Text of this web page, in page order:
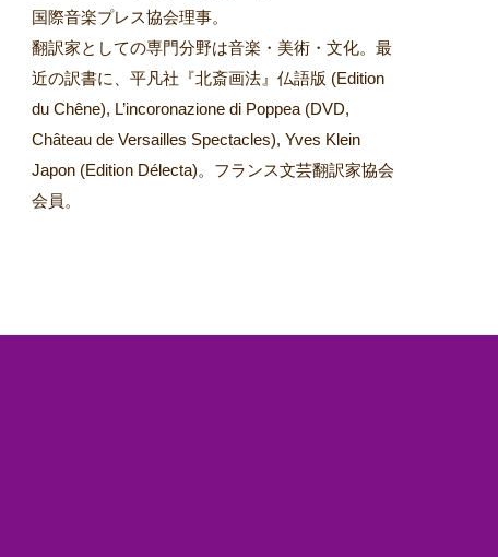
国際音楽プレス協会理事。
翻訳家としての専門分野は音楽・美術・文化。最
近の訳書に、平凡社『北斎画法』仏語版 (Edition
du Chêne), L’incoronazione di Poppea (DVD,
Château de Versailles Spectacles), Yves Klein
Japon (Edition Délecta)。フランス文芸翻訳家協会
会員。